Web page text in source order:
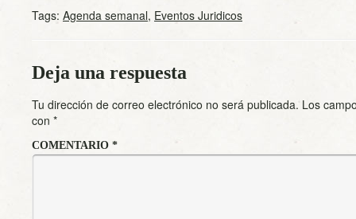
Tags: Agenda semanal, Eventos Juridicos
Deja una respuesta
Tu dirección de correo electrónico no será publicada. Los
con *
COMENTARIO *